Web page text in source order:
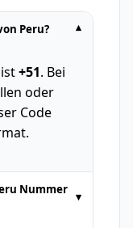
Peru? ▾
+51. Bei
oder
Code
Nummer ▾